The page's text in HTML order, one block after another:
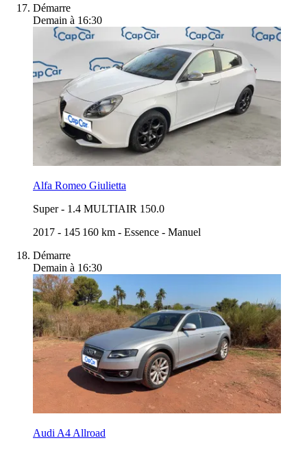
Démarre
Demain à 16:30
Alfa Romeo Giulietta
Super- 1.4 MULTIAIR 150.0
2017 - 145 160 km - Essence - Manuel
Démarre
Demain à 16:30
Audi A4 Allroad